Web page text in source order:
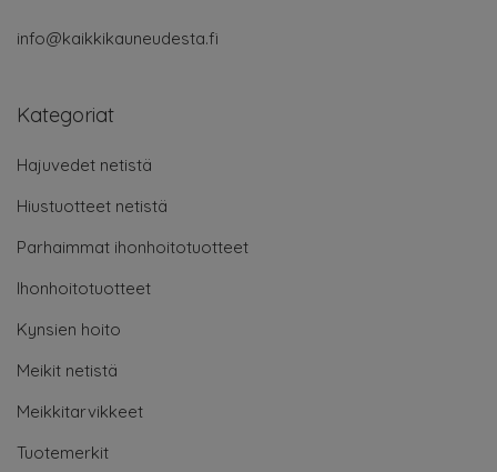
info@kaikkikauneudesta.fi
Kategoriat
Hajuvedet netistä
Hiustuotteet netistä
Parhaimmat ihonhoitotuotteet
Ihonhoitotuotteet
Kynsien hoito
Meikit netistä
Meikkitarvikkeet
Tuotemerkit